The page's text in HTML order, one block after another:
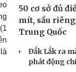
in
50 cơ sở đủ
mít, sầu
Trung Quốc
Đắk Lắk ra
phát động